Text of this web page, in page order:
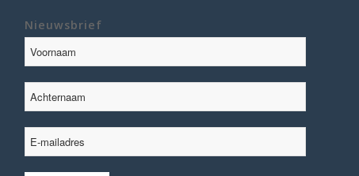
Nieuwsbrief